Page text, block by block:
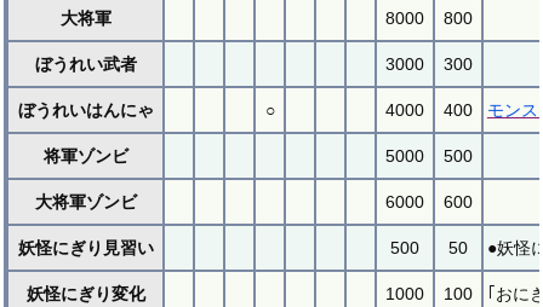
大将軍 8000 800
ぼうれい武者 3000 300
ぼうれいはんにゃ ○ 4000 400 モンス
将軍ゾンビ 5000 500
大将軍ゾンビ 6000 600
妖怪にぎり見習い 500 50 ●妖怪
妖怪にぎり変化 1000 100 ｢おに